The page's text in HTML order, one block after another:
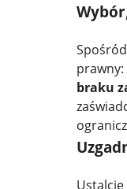
prawny:
braku
Ustalcie